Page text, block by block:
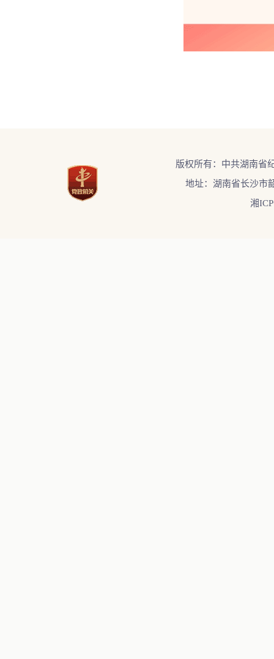
版权所有：中共湖南省
地址：湖南省长沙市
湘